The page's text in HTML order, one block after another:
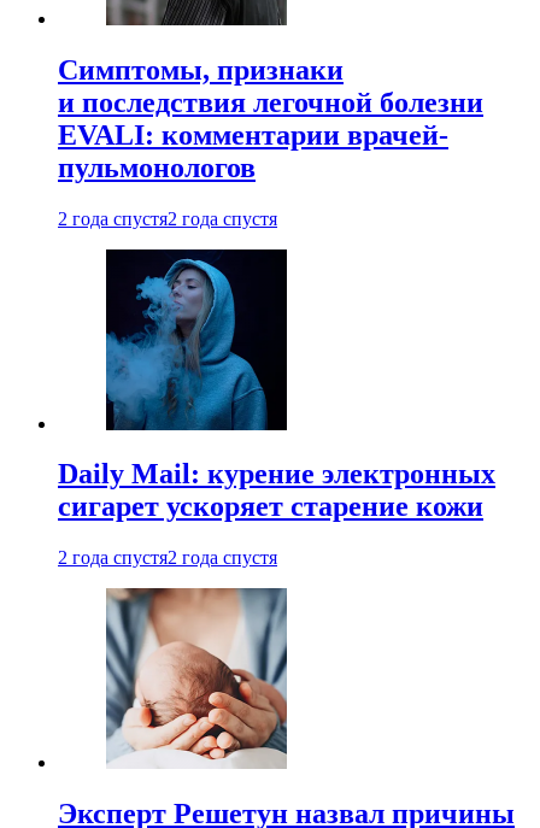
Симптомы, признаки
и последствия легочной болезни
EVALI: комментарии врачей-
пульмонологов
2 года спустя2 года спустя
Daily Mail: курение электронных
сигарет ускоряет старение кожи
2 года спустя2 года спустя
Эксперт Решетун назвал причины